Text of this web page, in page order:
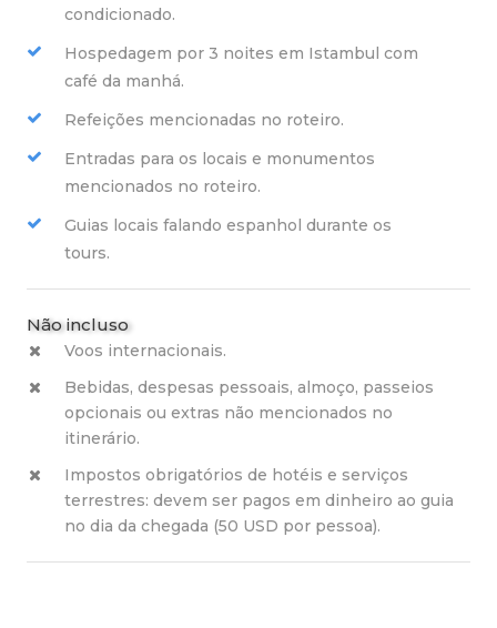
condicionado.
Hospedagem por 3 noites em Istambul com
café da manhá.
Refeições mencionadas no roteiro.
Entradas para os locais e monumentos
mencionados no roteiro.
Guias locais falando espanhol durante os
tours.
Não incluso
Voos internacionais.
Bebidas, despesas pessoais, almoço, passeios
opcionais ou extras não mencionados no
itinerário.
Impostos obrigatórios de hotéis e serviços
terrestres: devem ser pagos em dinheiro ao guia
no dia da chegada (50 USD por pessoa).